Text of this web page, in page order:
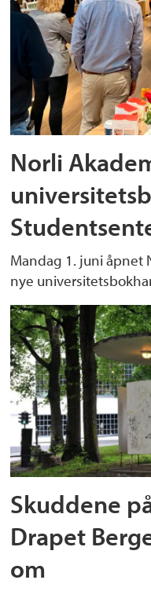
Norli
Mandag 1. juni åpnet
nye
Skuddene
Drapet
om